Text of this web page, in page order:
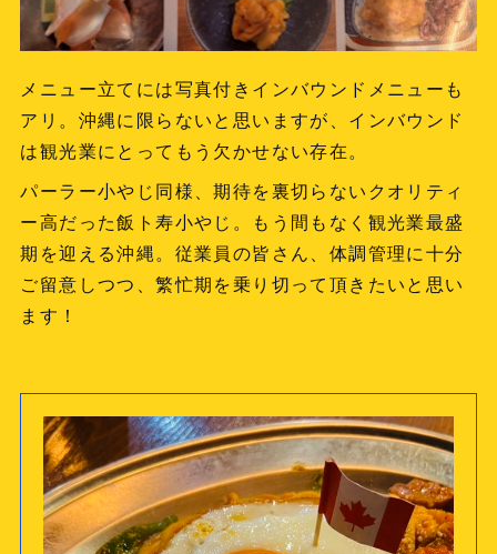
メニュー立てには写真付きインバウンドメニューも
アリ。沖縄に限らないと思いますが、インバウンド
は観光業にとってもう欠かせない存在。
パーラー小やじ同様、期待を裏切らないクオリティ
ー高だった飯ト寿小やじ。もう間もなく観光業最盛
期を迎える沖縄。従業員の皆さん、体調管理に十分
ご留意しつつ、繁忙期を乗り切って頂きたいと思い
ます！